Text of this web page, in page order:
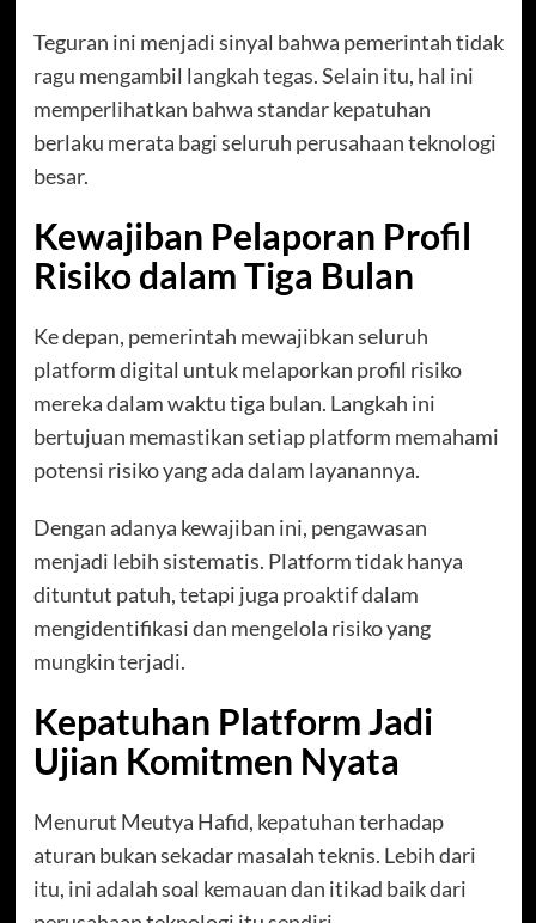
Teguran ini menjadi sinyal bahwa pemerintah tidak
ragu mengambil langkah tegas. Selain itu, hal ini
memperlihatkan bahwa standar kepatuhan
berlaku merata bagi seluruh perusahaan teknologi
besar.
Kewajiban Pelaporan Profil
Risiko dalam Tiga Bulan
Ke depan, pemerintah mewajibkan seluruh
platform digital untuk melaporkan profil risiko
mereka dalam waktu tiga bulan. Langkah ini
bertujuan memastikan setiap platform memahami
potensi risiko yang ada dalam layanannya.
Dengan adanya kewajiban ini, pengawasan
menjadi lebih sistematis. Platform tidak hanya
dituntut patuh, tetapi juga proaktif dalam
mengidentifikasi dan mengelola risiko yang
mungkin terjadi.
Kepatuhan Platform Jadi
Ujian Komitmen Nyata
Menurut Meutya Hafid, kepatuhan terhadap
aturan bukan sekadar masalah teknis. Lebih dari
itu, ini adalah soal kemauan dan itikad baik dari